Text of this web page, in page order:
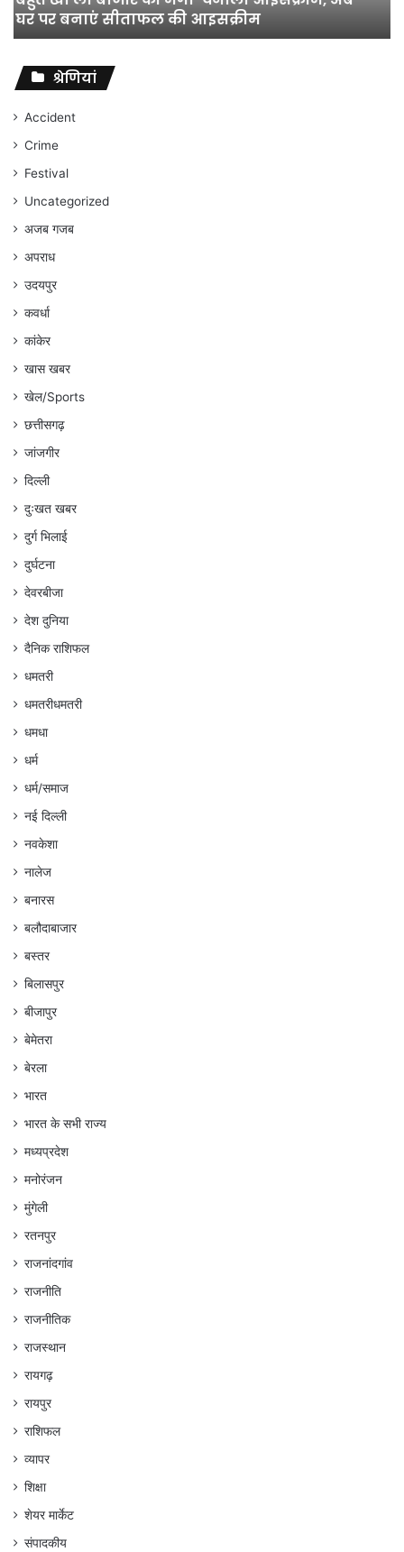
के
विवादों
संघर्ष
जारी
रहेगा
अंकित
गौरहा
विभाग के विवादों पर संघर्ष जारी रहेगा : अंकित गौरहा
श्रेणियां
Accident
Crime
Festival
Uncategorized
अजब गजब
अपराध
उदयपुर
कवर्धा
कांकेर
खास खबर
खेल/Sports
छत्तीसगढ़
जांजगीर
दिल्ली
दुःखत खबर
दुर्ग भिलाई
दुर्घटना
देवरबीजा
देश दुनिया
दैनिक राशिफल
धमतरी
धमतरीधमतरी
धमधा
धर्म
धर्म/समाज
नई दिल्ली
नवकेशा
नालेज
बनारस
बलौदाबाजार
बस्तर
बिलासपुर
बीजापुर
बेमेतरा
बेरला
भारत
भारत के सभी राज्य
मध्यप्रदेश
मनोरंजन
मुंगेली
रतनपुर
राजनांदगांव
राजनीति
राजनीतिक
राजस्थान
रायगढ़
रायपुर
राशिफल
व्यापर
शिक्षा
शेयर मार्केट
संपादकीय